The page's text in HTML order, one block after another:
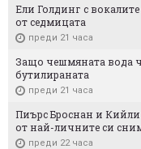
Ели Голдинг с
от седмицата
преди 21 часа
Защо чешмяната вода
бутилираната
преди 21 часа
Пиърс Броснан и
от най-личните си
преди 22 часа